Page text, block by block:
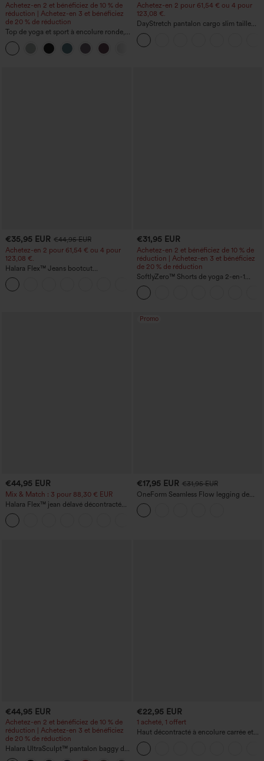
Achetez-en 2 et bénéficiez de 10 % de
réduction | Achetez-en 3 et bénéficiez
de 20 % de réduction
Top de yoga et sport à encolure ronde,
manches courtes, à fronces, effet
rafraîchissant au toucher - UPF50+
Achetez-en 2 pour 61,54 € ou 4 pour
123,08 €.
DayStretch pantalon cargo slim taille
haute, poches zippées, uni
€35,95 EUR €44,95 EUR
Achetez-en 2 pour 61,54 € ou 4 pour
123,08 €.
Halara Flex™ Jeans bootcut
décontractés taille haute, effet délavé,
avec poches
€31,95 EUR
Achetez-en 2 et bénéficiez de 10 % de
réduction | Achetez-en 3 et bénéficiez
de 20 % de réduction
SoftlyZero™ Shorts de yoga 2-en-1
InstantCool, super taille haute, aérés, 5''
avec poches — longueur allongée
€44,95 EUR
Mix & Match : 3 pour 88,30 € EUR
Halara Flex™ jean délavé décontracté
taille haute à poches, coupe baggy à
jambe large
Promo
€17,95 EUR €31,95 EUR
OneForm Seamless Flow legging de
yoga taille haute, gainant pour le ventre
et effet rehausseur de fesses
€44,95 EUR
Achetez-en 2 et bénéficiez de 10 % de
réduction | Achetez-en 3 et bénéficiez
de 20 % de réduction
Halara UltraSculpt™ pantalon baggy de
yoga taille haute à effet gainant pour le
€22,95 EUR
1 acheté, 1 offert
Haut décontracté à encolure carrée et
manches courtes